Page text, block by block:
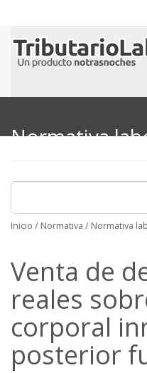
Normativa
Inicio / Normativa / Normativa
Venta de
reales
corporal
posterior